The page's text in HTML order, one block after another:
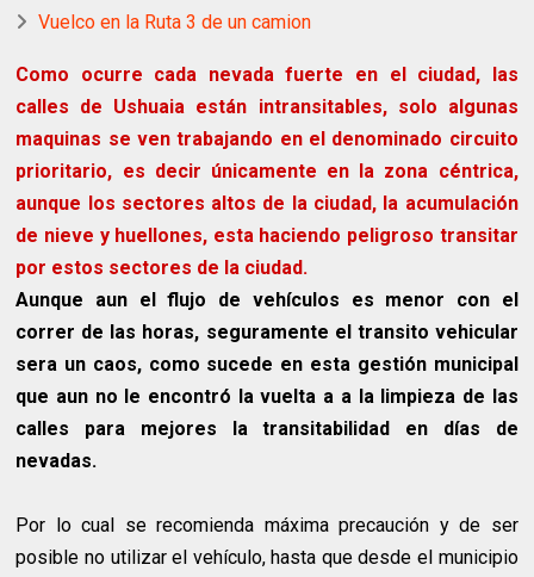
Vuelco en la Ruta 3 de un camion
Como ocurre cada nevada fuerte en el ciudad, las
calles de Ushuaia están intransitables, solo algunas
maquinas se ven trabajando en el denominado circuito
prioritario, es decir únicamente en la zona céntrica,
aunque los sectores altos de la ciudad, la acumulación
de nieve y huellones, esta haciendo peligroso transitar
por estos sectores de la ciudad.
Aunque aun el flujo de vehículos es menor con el
correr de las horas, seguramente el transito vehicular
sera un caos, como sucede en esta gestión municipal
que aun no le encontró la vuelta a a la limpieza de las
calles para mejores la transitabilidad en días de
nevadas.
Por lo cual se recomienda máxima precaución y de ser
posible no utilizar el vehículo, hasta que desde el municipio